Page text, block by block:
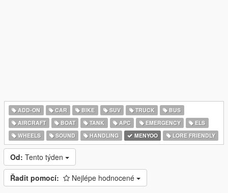
ADD-ON CAR BIKE SUV TRUCK
BUS
AIRCRAFT
BOAT TANK APC EMERGENCY
ELS
WHEELS
SOUND HANDLING MENYOO LORE FRIENDLY
Od: Tento týden
Řadit pomocí: Nejlépe hodnocené